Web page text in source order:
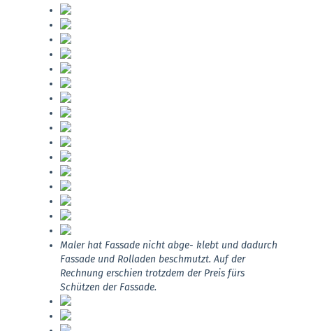
Maler hat Fassade nicht abge- klebt und dadurch
Fassade und Rolladen beschmutzt. Auf der
Rechnung erschien trotzdem der Preis fürs
Schützen der Fassade.